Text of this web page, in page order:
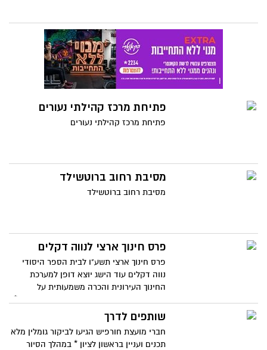
פתיחת מרכז קהילתי נעורים
פתיחת מרכז קהילתי נעורים
מסיבת רחוב ברוטשילד
מסיבת רחוב ברוטשילד
פרס חינוך ארצי לנווה דקלים
פרס חינוך ארצי תשע"ו לבית הספר היסודי
נווה דקלים עוד הישג יוצא דופן למערכת
החינוך העירונית והכרה משמעותית על
העשייה בתחומי "חדשנות פדגוגית מיטבית" *
הפרס ניתן לכעשרה מוסדות בכל הארץ לאחר
הליך בחירה יסודי וממושך.
שותפים לדרך
חברי מועצת חורפיש הגיעו לביקור גומלין מלא
תכנים ועניין בראשון לציון * במהלך הסיור